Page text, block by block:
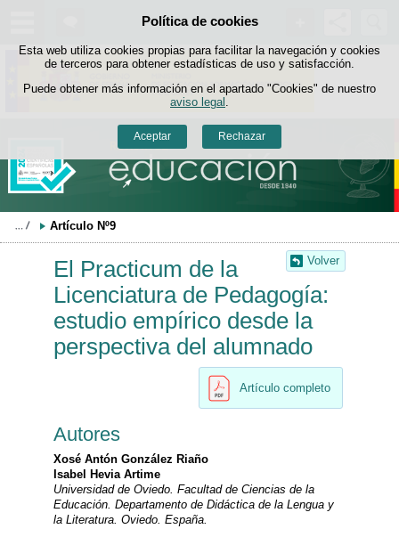
Política de cookies
Esta web utiliza cookies propias para facilitar la navegación y cookies
de terceros para obtener estadísticas de uso y satisfacción.
Puede obtener más información en el apartado "Cookies" de nuestro
aviso legal
Aceptar Rechazar
Saltar al contenido
Artículo Nº9
Volver
El Practicum de la
Licenciatura de Pedagogía:
estudio empírico desde la
perspectiva del alumnado
Artículo completo
Autores
Xosé Antón González Riaño
Isabel Hevia Artime
Universidad de Oviedo. Facultad de Ciencias de la
Educación. Departamento de Didáctica de la Lengua y
la Literatura. Oviedo. España.